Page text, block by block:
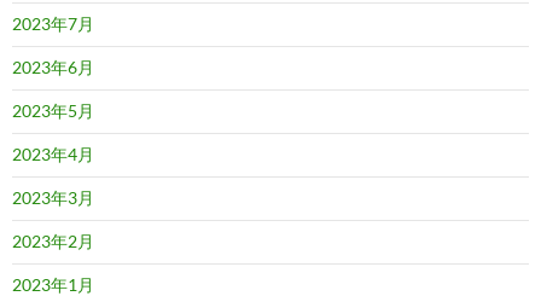
2023年7月
2023年6月
2023年5月
2023年4月
2023年3月
2023年2月
2023年1月